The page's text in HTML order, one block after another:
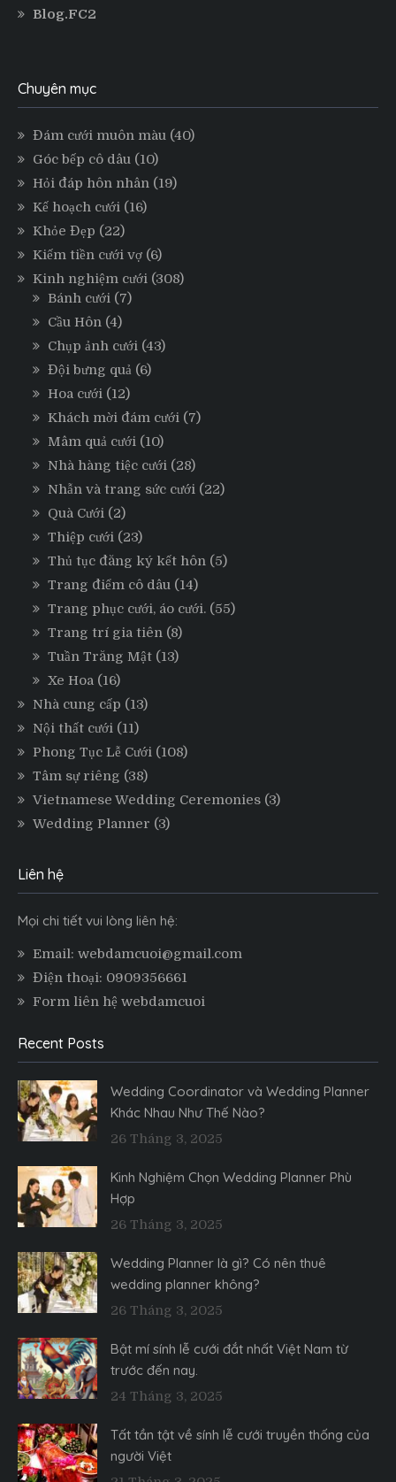
Blog.FC2
Chuyên mục
Đám cưới muôn màu (40)
Góc bếp cô dâu (10)
Hỏi đáp hôn nhân (19)
Kế hoạch cưới (16)
Khỏe Đẹp (22)
Kiếm tiền cưới vợ (6)
Kinh nghiệm cưới (308)
Bánh cưới (7)
Cầu Hôn (4)
Chụp ảnh cưới (43)
Đội bưng quả (6)
Hoa cưới (12)
Khách mời đám cưới (7)
Mâm quả cưới (10)
Nhà hàng tiệc cưới (28)
Nhẫn và trang sức cưới (22)
Quà Cưới (2)
Thiệp cưới (23)
Thủ tục đăng ký kết hôn (5)
Trang điểm cô dâu (14)
Trang phục cưới, áo cưới. (55)
Trang trí gia tiên (8)
Tuần Trăng Mật (13)
Xe Hoa (16)
Nhà cung cấp (13)
Nội thất cưới (11)
Phong Tục Lễ Cưới (108)
Tâm sự riêng (38)
Vietnamese Wedding Ceremonies (3)
Wedding Planner (3)
Liên hệ
Mọi chi tiết vui lòng liên hệ:
Email: webdamcuoi@gmail.com
Điện thoại: 0909356661
Form liên hệ webdamcuoi
Recent Posts
Wedding Coordinator và Wedding Planner
Khác Nhau Như Thế Nào?
26 Tháng 3, 2025
Kinh Nghiệm Chọn Wedding Planner Phù
Hợp
26 Tháng 3, 2025
Wedding Planner là gì? Có nên thuê
wedding planner không?
26 Tháng 3, 2025
Bật mí sính lễ cưới đắt nhất Việt Nam từ
trước đến nay.
24 Tháng 3, 2025
Tất tần tật về sính lễ cưới truyền thống của
người Việt